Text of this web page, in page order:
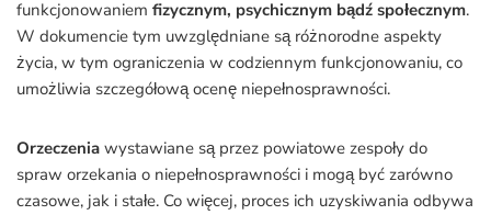
funkcjonowaniem fizycznym, psychicznym bądź społecznym.
W dokumencie tym uwzględniane są różnorodne aspekty
życia, w tym ograniczenia w codziennym funkcjonowaniu, co
umożliwia szczegółową ocenę niepełnosprawności.
Orzeczenia wystawiane są przez powiatowe zespoły do
spraw orzekania o niepełnosprawności i mogą być zarówno
czasowe, jak i stałe. Co więcej, proces ich uzyskiwania odbywa